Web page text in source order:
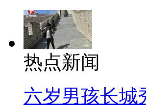
热点新闻
六岁男孩长城